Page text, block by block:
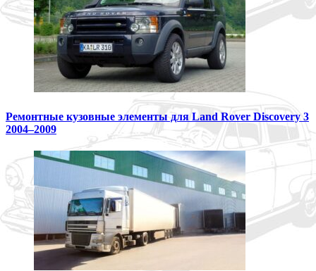
Ремонтные кузовные элементы для Land Rover Discovery 3
2004–2009